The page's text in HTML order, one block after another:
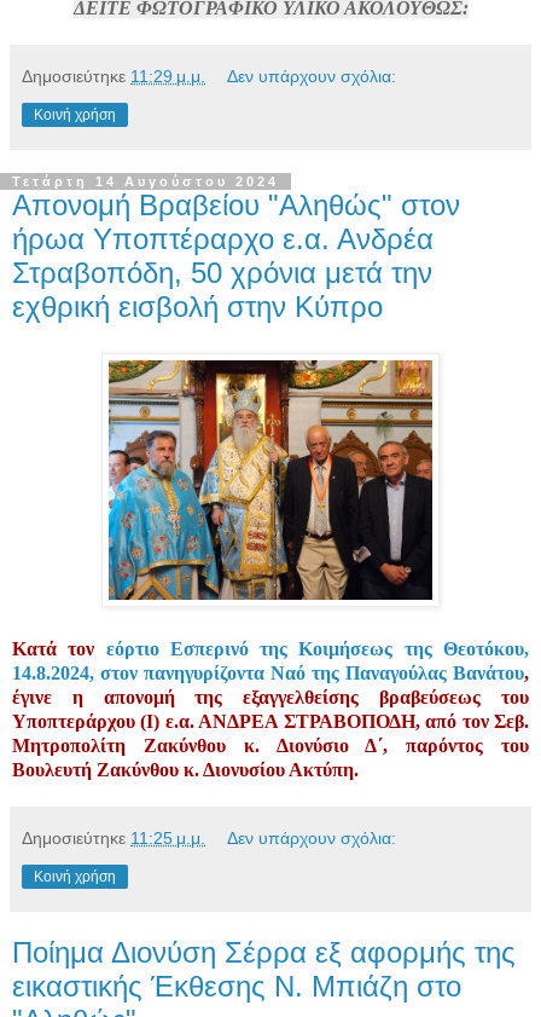
ΔΕΙΤΕ ΦΩΤΟΓΡΑΦΙΚΟ ΥΛΙΚΟ ΑΚΟΛΟΥΘΩΣ:
Δημοσιεύτηκε 11:29 μ.μ. Δεν υπάρχουν σχόλια:
Κοινή χρήση
Τετάρτη 14 Αυγούστου 2024
Απονομή Βραβείου "Αληθώς" στον
ήρωα Υποπτέραρχο ε.α. Ανδρέα
Στραβοπόδη, 50 χρόνια μετά την
εχθρική εισβολή στην Κύπρο
Κατά τον εόρτιο Εσπερινό της Κοιμήσεως της Θεοτόκου,
14.8.2024, στον πανηγυρίζοντα Ναό της Παναγούλας Βανάτου,
έγινε η απονομή της εξαγγελθείσης βραβεύσεως του
Υποπτεράρχου (Ι) ε.α. ΑΝΔΡΕΑ ΣΤΡΑΒΟΠΟΔΗ, από τον Σεβ.
Μητροπολίτη Ζακύνθου κ. Διονύσιο Δ΄, παρόντος του
Βουλευτή Ζακύνθου κ. Διονυσίου Ακτύπη.
Δημοσιεύτηκε 11:25 μ.μ. Δεν υπάρχουν σχόλια:
Κοινή χρήση
Ποίημα Διονύση Σέρρα εξ αφορμής της
εικαστικής Έκθεσης Ν. Μπιάζη στο